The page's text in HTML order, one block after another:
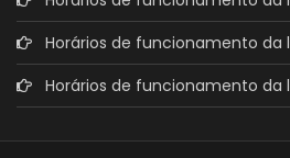
Horários de funcionamento da
Horários de funcionamento da